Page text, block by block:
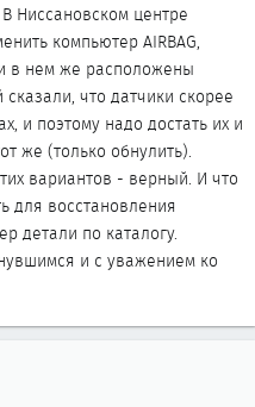
Ниссановском центре
компьютер AIRBAG,
в нем же расположены
что датчики скорее
и поэтому надо достать их и
же (только обнулить).
вариантов - верный. И что
для восстановления
детали по каталогу.
и с уважением ко